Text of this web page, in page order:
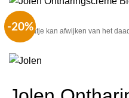
-20%
Het plaatje kan afwijken van het